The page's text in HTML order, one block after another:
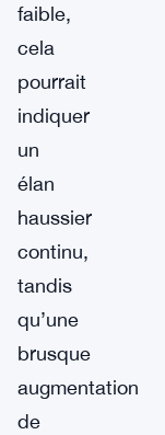
faible,
cela
pourrait
indiquer
un
élan
haussier
continu,
tandis
qu’une
brusque
augmentation
de